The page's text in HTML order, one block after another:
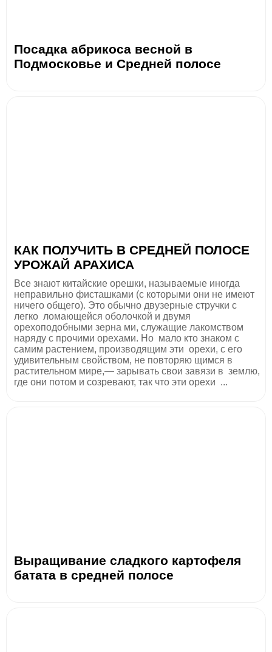
Посадка абрикоса весной в
Подмосковье и Средней полосе
КАК ПОЛУЧИТЬ В СРЕДНЕЙ ПОЛОСЕ
УРОЖАЙ АРАХИСА
Все знают китайские орешки, называемые иногда
неправильно фисташками (с которыми они не имеют
ничего общего). Это обычно двузерные стручки с
легко ломающейся оболочкой и двумя
орехоподобными зерна­ ми, служащие лакомством
наряду с прочими орехами. Но мало кто знаком с
самим растением, производящим эти орехи, с его
удивительным свойством, не повторяю­ щимся в
растительном мире,— зарывать свои завязи в землю,
где они потом и созревают, так что эти орехи ...
Выращивание сладкого картофеля
батата в средней полосе